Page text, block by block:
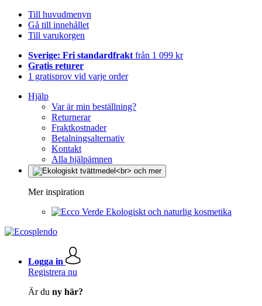
Till huvudmenyn
Gå till innehållet
Till varukorgen
Sverige: Fri standardfrakt från 1 099 kr
Gratis returer
1 gratisprov vid varje order
Hjälp
Var är min beställning?
Returnerar
Fraktkostnader
Betalningsalternativ
Kontakt
Alla hjälpämnen
Mer inspiration
Ekologiskt och naturlig kosmetika
Logga in
Registrera nu
Är du ny här?